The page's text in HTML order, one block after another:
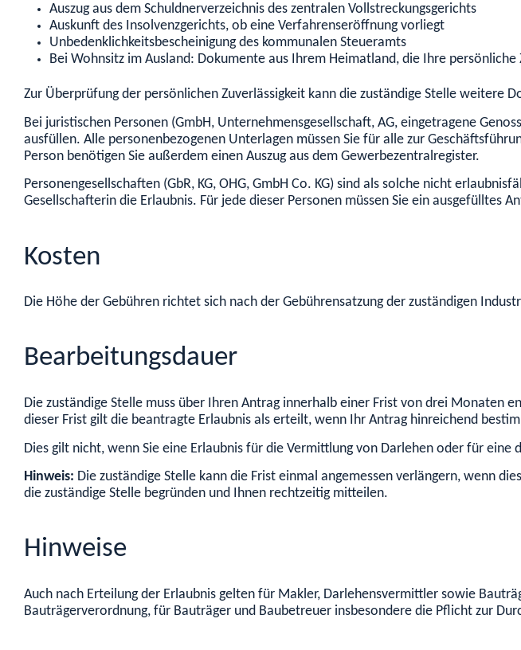
Auszug aus dem Schuldnerverzeichnis des zentralen Vollstreckungsgerichts
Auskunft des Insolvenzgerichts, ob eine Verfahrenseröffnung vorliegt
Unbedenklichkeitsbescheinigung des kommunalen Steueramts
Bei Wohnsitz im Ausland: Dokumente aus Ihrem Heimatland, die Ihre persönliche
Zur Überprüfung der persönlichen Zuverlässigkeit kann die zuständige Stelle weitere
Bei juristischen Personen (GmbH, Unternehmensgesellschaft, AG, eingetragene
ausfüllen. Alle personenbezogenen Unterlagen müssen Sie für alle zur
Person benötigen Sie außerdem einen Auszug aus dem Gewerbezentralregister.
Personengesellschaften (GbR, KG, OHG, GmbH Co. KG) sind als solche nicht
Gesellschafterin die Erlaubnis. Für jede dieser Personen müssen Sie ein ausgefülltes
Kosten
Die Höhe der Gebühren richtet sich nach der Gebührensatzung der zuständigen
Bearbeitungsdauer
Die zuständige Stelle muss über Ihren Antrag innerhalb einer Frist von drei Monaten
dieser Frist gilt die beantragte Erlaubnis als erteilt, wenn Ihr Antrag hinreichend
Dies gilt nicht, wenn Sie eine Erlaubnis für die Vermittlung von Darlehen oder für eine
Hinweis: Die zuständige Stelle kann die Frist einmal angemessen verlängern, wenn
die zuständige Stelle begründen und Ihnen rechtzeitig mitteilen.
Hinweise
Auch nach Erteilung der Erlaubnis gelten für Makler, Darlehensvermittler sowie
Bauträgerverordnung, für Bauträger und Baubetreuer insbesondere die Pflicht zur